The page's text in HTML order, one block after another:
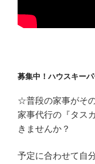
募集中！ハウスキーパ
☆普段の家事がそ
家事代行の『タス
きませんか？
予定に合わせて自